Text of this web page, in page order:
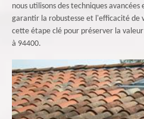
nous utilisons des techniques
garantir la robustesse et l'efficacité de
cette étape clé pour préserver la
à 94400.